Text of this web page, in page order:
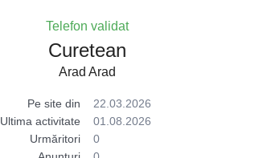
Telefon validat
Curetean
Arad Arad
Pe site din
22.03.2026
Ultima activitate
01.08.2026
Urmăritori
0